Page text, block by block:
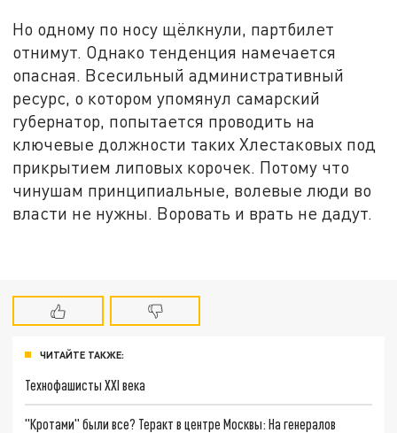
Но одному по носу щёлкнули, партбилет
отнимут. Однако тенденция намечается
опасная. Всесильный административный
ресурс, о котором упомянул самарский
губернатор, попытается проводить на
ключевые должности таких Хлестаковых под
прикрытием липовых корочек. Потому что
чинушам принципиальные, волевые люди во
власти не нужны. Воровать и врать не дадут.
ЧИТАЙТЕ ТАКЖЕ:
Технофашисты XXI века
"Кротами" были все? Теракт в центре Москвы: На генералов